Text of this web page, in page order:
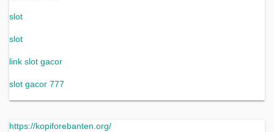
slot
slot
link slot gacor
slot gacor 777
https://kopiforebanten.org/